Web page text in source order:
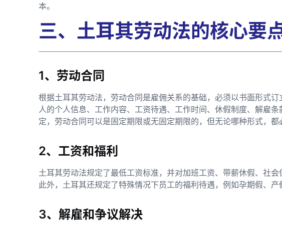
本。
三、土耳其劳动法的核心要
1、劳动合同
根据土耳其劳动法，劳动合同是雇佣关系的基础，必须以书面形式
人的个人信息、工作内容、工资待遇、工作时间、休假制度、解雇
定，劳动合同可以是固定期限或无固定期限的，但无论哪种形式，都
2、工资和福利
土耳其劳动法规定了最低工资标准，并对加班工资、带薪休假、社会
此外，土耳其还规定了特殊情况下员工的福利待遇，例如孕期假、产
3、解雇和争议解决